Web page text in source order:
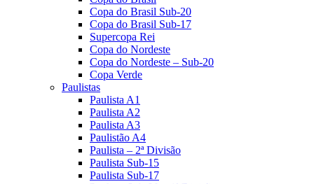
Copa do Brasil Sub-20
Copa do Brasil Sub-17
Supercopa Rei
Copa do Nordeste
Copa do Nordeste – Sub-20
Copa Verde
Paulistas
Paulista A1
Paulista A2
Paulista A3
Paulistão A4
Paulista – 2ª Divisão
Paulista Sub-15
Paulista Sub-17